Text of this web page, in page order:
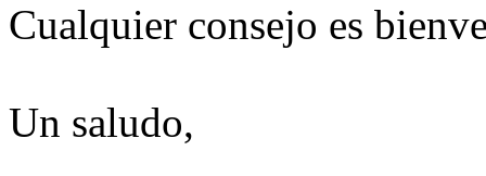
Cualquier consejo es
Un saludo,